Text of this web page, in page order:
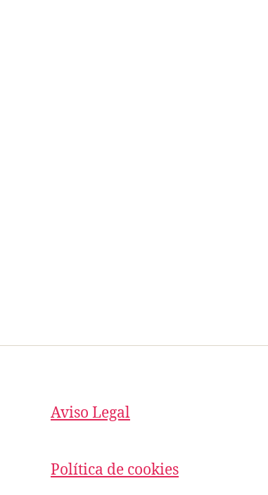
Aviso Legal
Política de cookies